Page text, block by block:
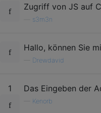
Zugriff von JS auf
s3m3n
Hallo, können Sie
Drewdavid
1 Das Eingeben der
Kenorb